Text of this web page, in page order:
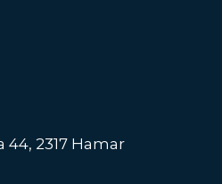
44, 2317 Hamar